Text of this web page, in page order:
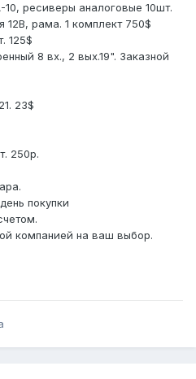
ресиверы аналоговые 10шт.
12В, рама. 1 комплект 750$
125$
8 вх., 2 вых.19". Заказной
23$
250р.
покупки
компанией на ваш выбор.